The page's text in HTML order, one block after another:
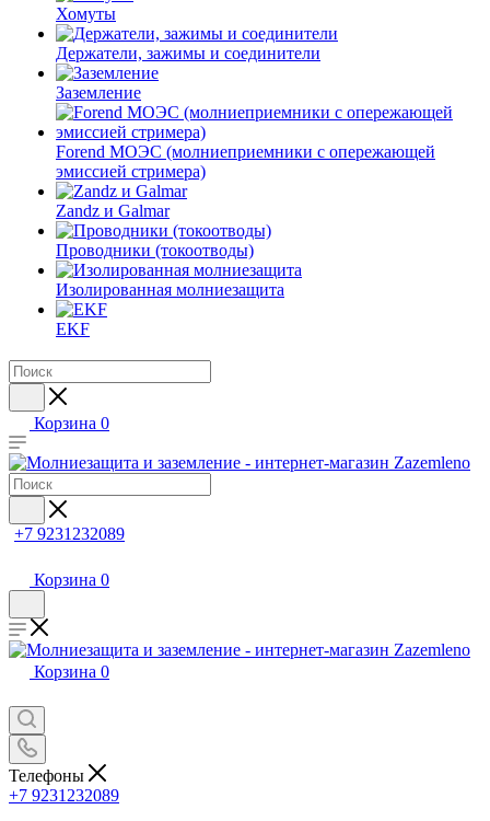
Хомуты
Держатели, зажимы и соединители
Заземление
Forend МОЭС (молниеприемники с опережающей
эмиссией стримера)
Zandz и Galmar
Проводники (токоотводы)
Изолированная молниезащита
EKF
Корзина 0
+7 9231232089
Корзина 0
Корзина 0
Телефоны
+7 9231232089